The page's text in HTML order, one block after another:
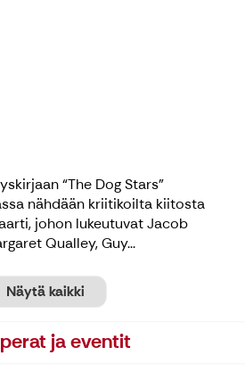
“The Dog Stars”
nähdään kriitikoilta kiitosta
johon lukeutuvat Jacob
Qualley, Guy...
Näytä kaikki
ja eventit